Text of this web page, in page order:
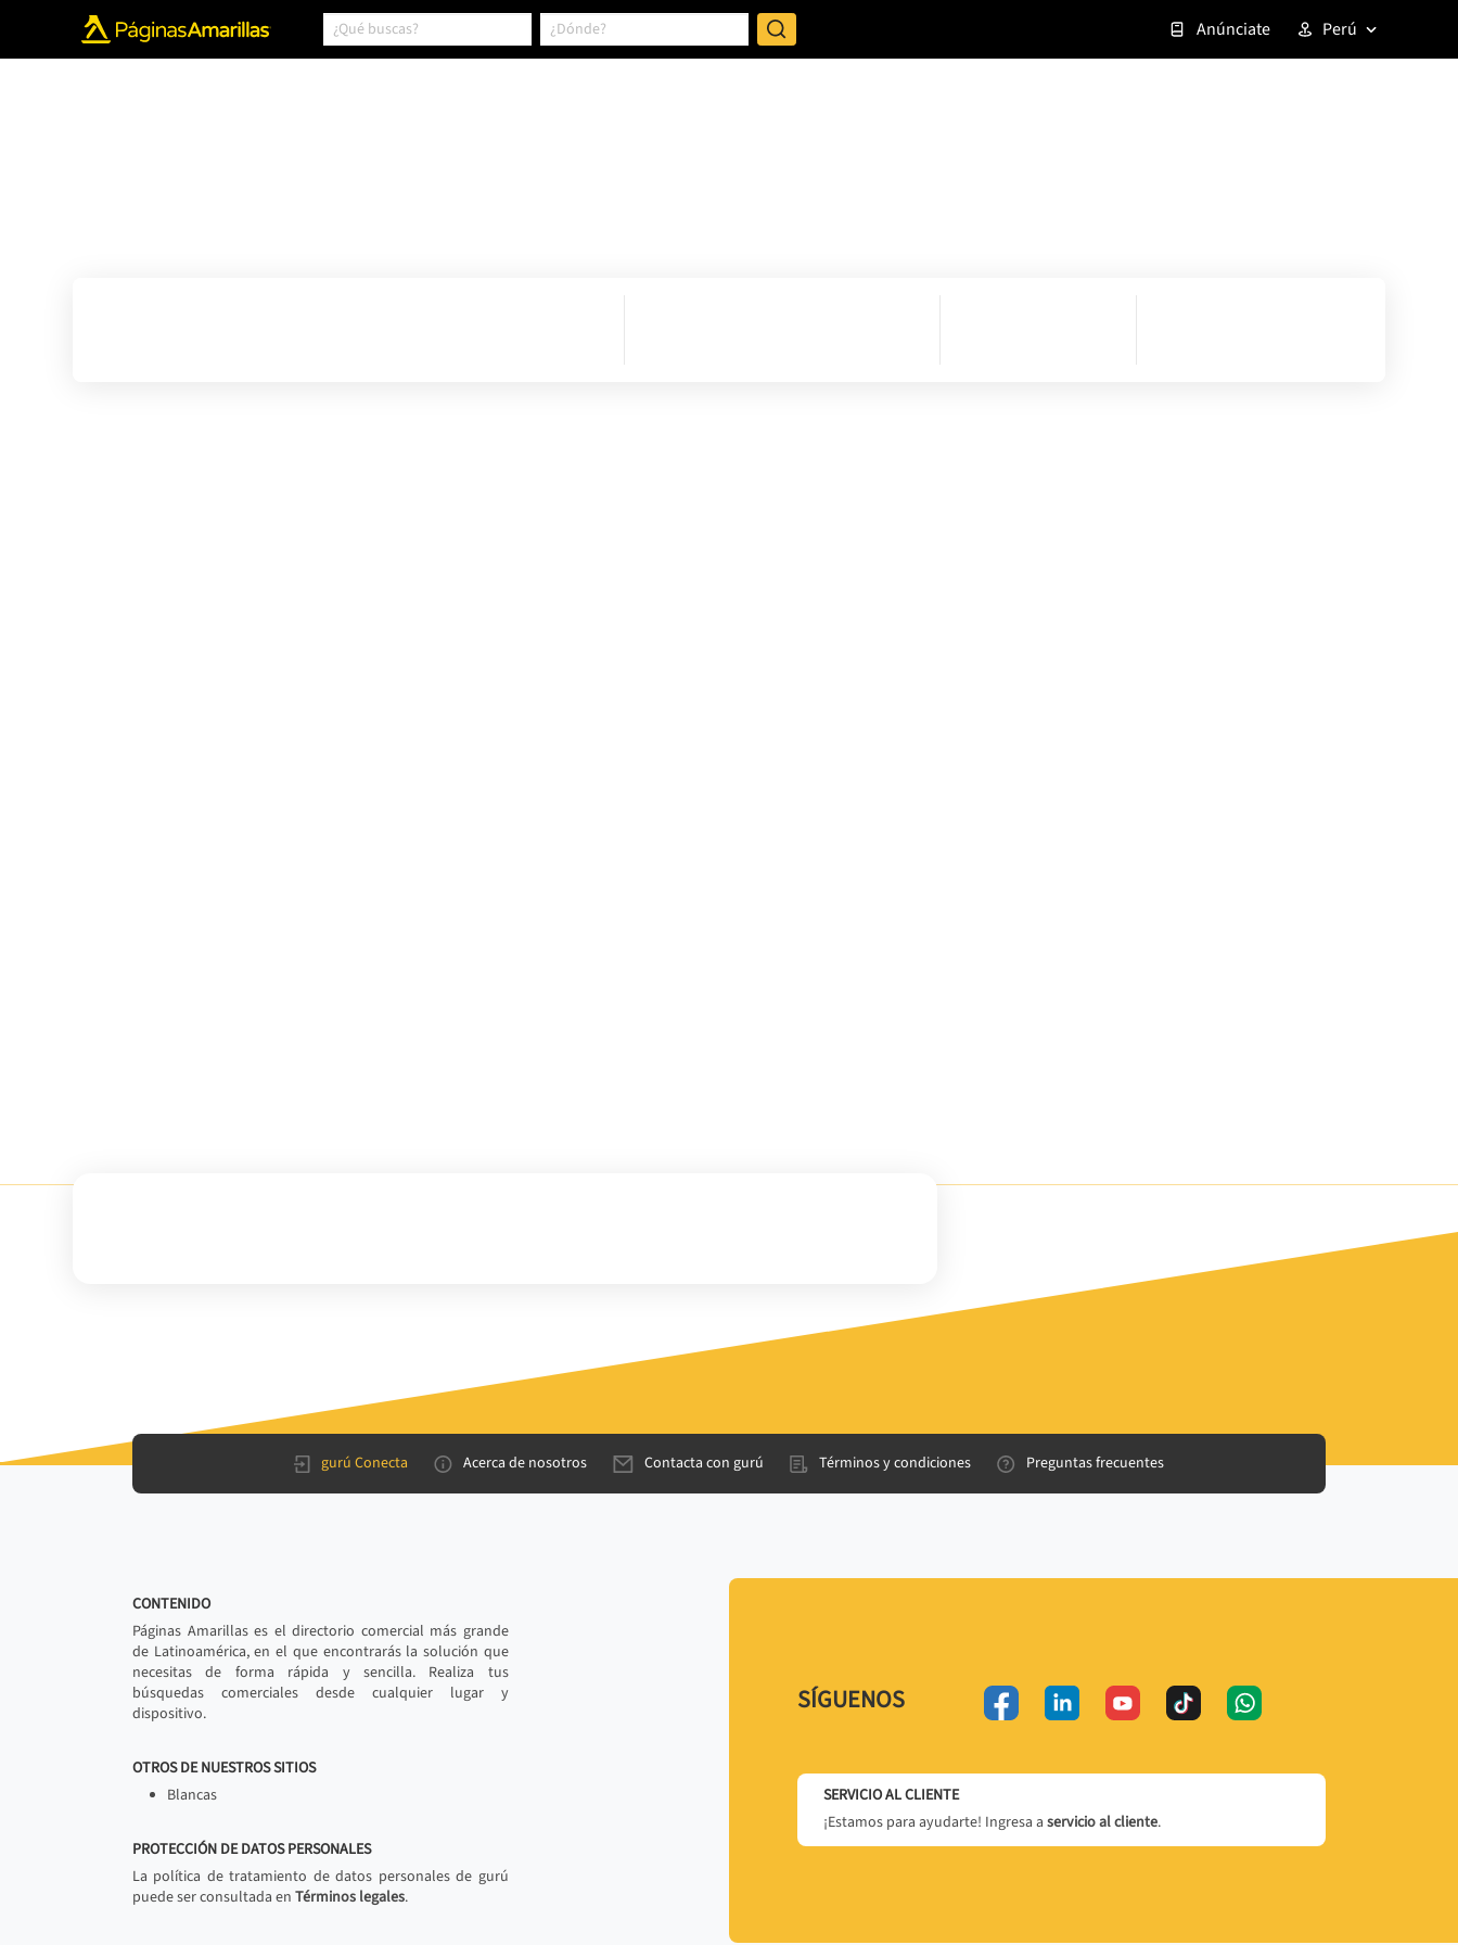
Anúnciate Perú
gurú Conecta Acerca de nosotros Contacta con gurú Términos y condiciones Preguntas frecuentes
CONTENIDO
Páginas Amarillas es el directorio comercial más grande
de Latinoamérica, en el que encontrarás la solución que
necesitas de forma rápida y sencilla. Realiza tus
búsquedas comerciales desde cualquier lugar y
dispositivo.
OTROS DE NUESTROS SITIOS
Blancas
PROTECCIÓN DE DATOS PERSONALES
La política de tratamiento de datos personales de gurú
puede ser consultada en Términos legales.
SÍGUENOS
SERVICIO AL CLIENTE
¡Estamos para ayudarte! Ingresa a servicio al cliente.